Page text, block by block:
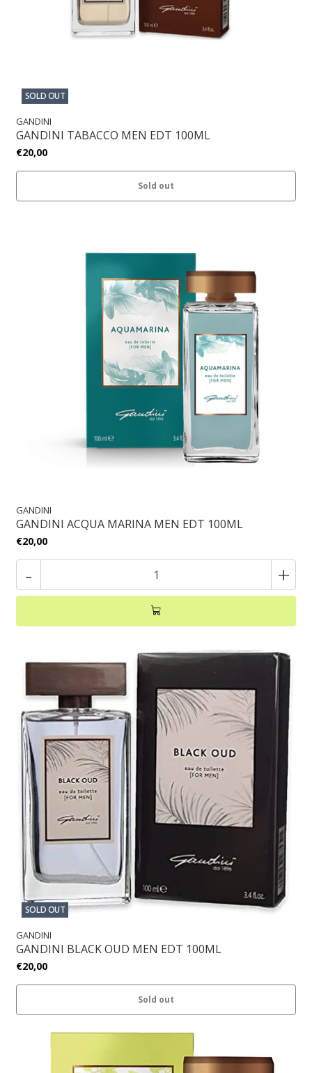
SOLD OUT
GANDINI
GANDINI TABACCO MEN EDT 100ML
€20,00
Sold out
GANDINI
GANDINI ACQUA MARINA MEN EDT 100ML
€20,00
- +
SOLD OUT
GANDINI
GANDINI BLACK OUD MEN EDT 100ML
€20,00
Sold out